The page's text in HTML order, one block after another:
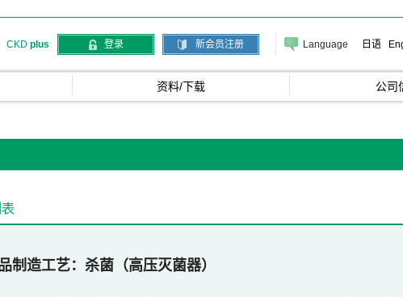
CKD plus 登录 新会员注册 Language 日语
资料/下载 公司
制造工艺 杀菌（高压灭菌器）